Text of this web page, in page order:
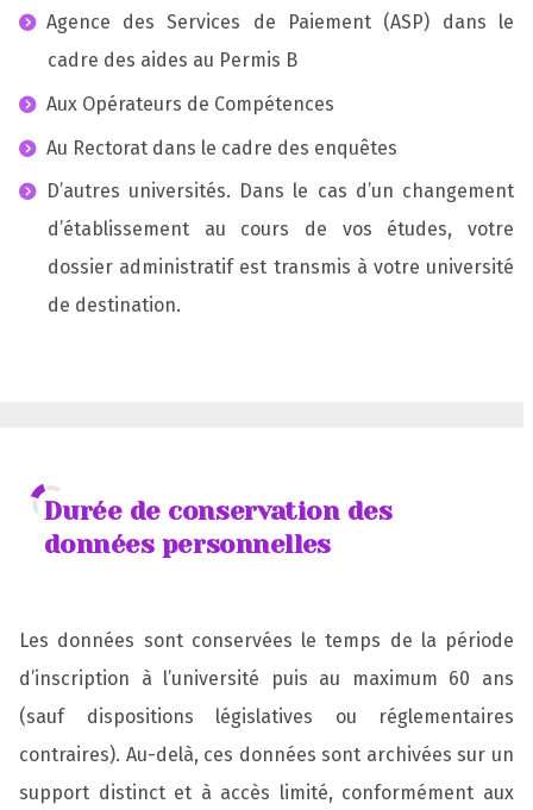
Agence des Services de Paiement (ASP) dans le
cadre des aides au Permis B
Aux Opérateurs de Compétences
Au Rectorat dans le cadre des enquêtes
D’autres universités. Dans le cas d’un changement
d’établissement au cours de vos études, votre
dossier administratif est transmis à votre université
de destination.
Durée de conservation des
données personnelles
Les données sont conservées le temps de la période
d’inscription à l’université puis au maximum 60 ans
(sauf dispositions législatives ou réglementaires
contraires). Au-delà, ces données sont archivées sur un
support distinct et à accès limité, conformément aux